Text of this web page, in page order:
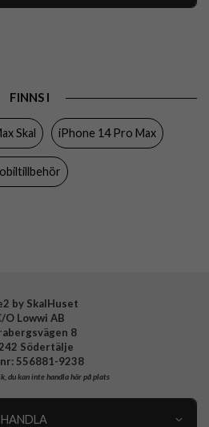
Stativfunktion, Stöttålig
Grå
Hårdplast (PC), Mjukplast (TPU)
FINNS I
Skal iPhone 14 Pro Max
by SkalHuset
O Lowwi AB
8
Södertälje
556881-9238
du kan inte handla här på plats
HANDLA